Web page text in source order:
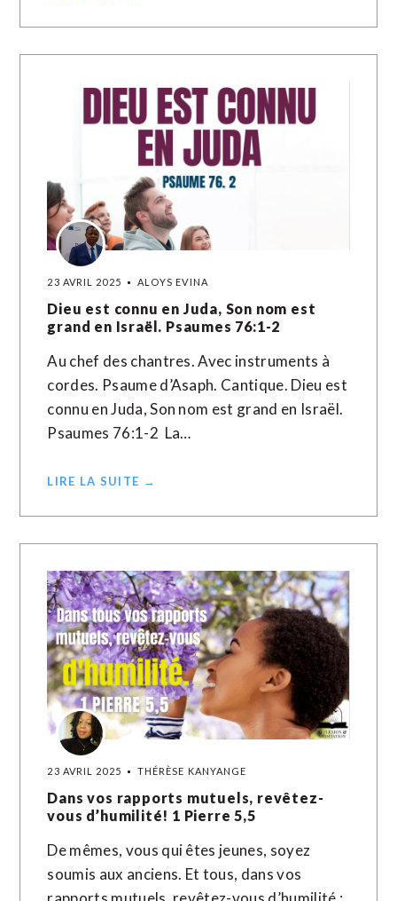
23 AVRIL 2025 ALOYS EVINA
Dieu est connu en Juda, Son nom est
grand en Israël. Psaumes 76:1-2
Au chef des chantres. Avec instruments à
cordes. Psaume d’Asaph. Cantique. Dieu est
connu en Juda, Son nom est grand en Israël.
Psaumes 76:1-2 La…
LIRE LA SUITE →
23 AVRIL 2025 THÉRÈSE KANYANGE
Dans vos rapports mutuels, revêtez-
vous d’humilité! 1 Pierre 5,5
De mêmes, vous qui êtes jeunes, soyez
soumis aux anciens. Et tous, dans vos